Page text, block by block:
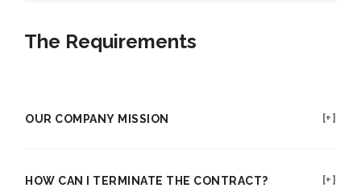
The Requirements
OUR COMPANY MISSION
HOW CAN I TERMINATE THE CONTRACT?